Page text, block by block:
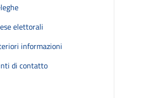
elettorali
informazioni
di contatto